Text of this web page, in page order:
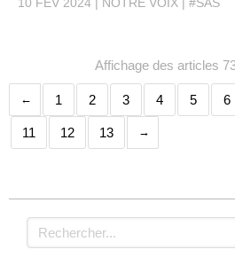
Affichage des articles
1 2 3 4 5 6
11 12 13
Rechercher